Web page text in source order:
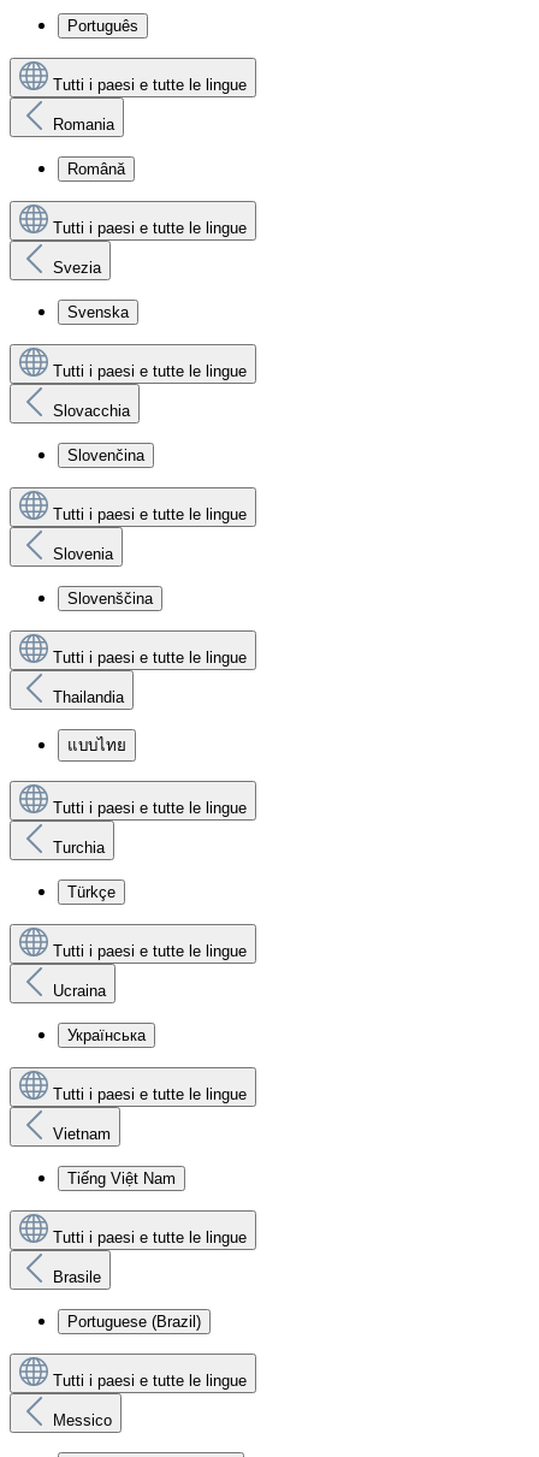
Português
Tutti i paesi e tutte le lingue
Romania
Română
Tutti i paesi e tutte le lingue
Svezia
Svenska
Tutti i paesi e tutte le lingue
Slovacchia
Slovenčina
Tutti i paesi e tutte le lingue
Slovenia
Slovenščina
Tutti i paesi e tutte le lingue
Thailandia
แบบไทย
Tutti i paesi e tutte le lingue
Turchia
Türkçe
Tutti i paesi e tutte le lingue
Ucraina
Українська
Tutti i paesi e tutte le lingue
Vietnam
Tiếng Việt Nam
Tutti i paesi e tutte le lingue
Brasile
Portuguese (Brazil)
Tutti i paesi e tutte le lingue
Messico